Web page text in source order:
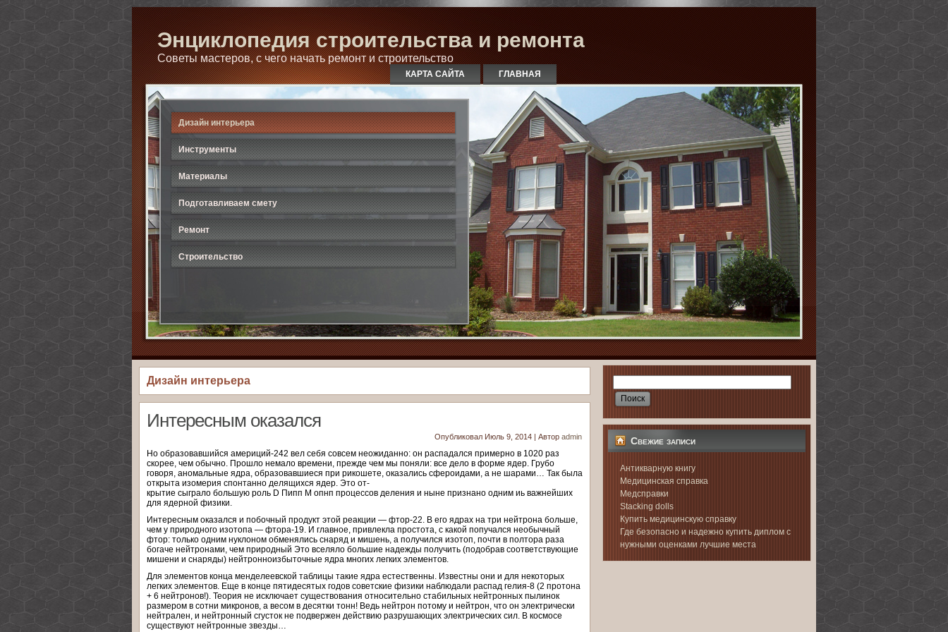
Энциклопедия строительства и ремонта
Советы мастеров, с чего начать ремонт и строительство
КАРТА САЙТА ГЛАВНАЯ
Дизайн интерьера
Инструменты
Материалы
Подготавливаем смету
Ремонт
Строительство
Дизайн интерьера
Интересным оказался
Опубликовал Июль 9, 2014 | Автор admin
Но образовавшийся америций-242 вел себя совсем неожиданно: он распадался примерно в 1020 раз
скорее, чем обычно. Прошло немало времени, прежде чем мы поняли: все дело в форме ядер. Грубо
говоря, аномальные ядра, образовавшиеся при рикошете, оказались сфероидами, а не шарами… Так была
открыта изомерия спонтанно делящихся ядер. Это от-
крытие сыграло большую роль D Пипп М опнп процессов деления и ныне признано одним иь важнейших
для ядерной физики.
Интересным оказался и побочный продукт этой реакции — фтор-22. В его ядрах на три нейтрона больше,
чем у природного изотопа — фтора-19. И главное, привлекла простота, с какой попучался необычный
фтор: только одним нуклоном обменялись снаряд и мишень, а получился изотоп, почти в полтора раза
богаче нейтронами, чем природный Это вселяло большие надежды получить (подобрав соответствующие
мишени и снаряды) нейтронноизбыточные ядра многих легких элементов.
Для элементов конца менделеевской таблицы такие ядра естественны. Известны они и для некоторых
легких элементов. Еще в конце пятидесятых годов советские физики наблюдали распад гелия-8 (2 протона
+ 6 нейтронов!). Теория не исключает существования относительно стабильных нейтронных пылинок
размером в сотни микронов, а весом в десятки тонн! Ведь нейтрон потому и нейтрон, что он электрически
нейтрален, и нейтронный сгусток не подвержен действию разрушающих электрических сил. В космосе
существуют нейтронные звезды…
Свежие записи
Антикварную книгу
Медицинская справка
Медсправки
Stacking dolls
Купить медицинскую справку
Где безопасно и надежно купить диплом с
нужными оценками лучшие места